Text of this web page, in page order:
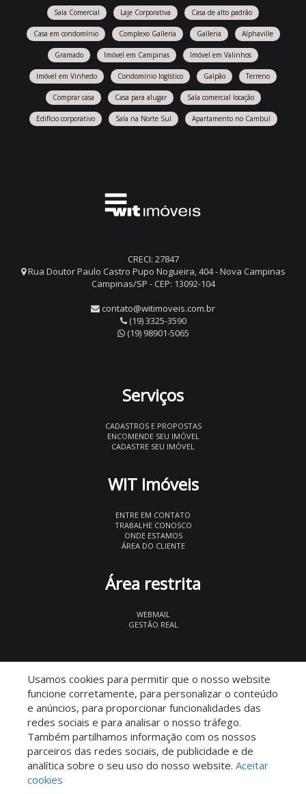
Sala Comercial Laje Corporativa Casa de alto padrão
Casa em condomínio Complexo Galleria Galleria Alphaville
Gramado Imóvel em Campinas Imóvel em Valinhos
Imóvel em Vinhedo Condomínio logístico Galpão Terreno
Comprar casa Casa para alugar Sala comercial locação
Edifício corporativo Sala na Norte Sul Apartamento no Cambuí
CRECI: 27847
Rua Doutor Paulo Castro Pupo Nogueira, 404 - Nova Campinas
Campinas/SP - CEP: 13092-104
contato@witimoveis.com.br
(19) 3325-3590
(19) 98901-5065
Serviços
CADASTROS E PROPOSTAS
ENCOMENDE SEU IMÓVEL
CADASTRE SEU IMÓVEL
WIT Imóveis
ENTRE EM CONTATO
TRABALHE CONOSCO
ONDE ESTAMOS
ÁREA DO CLIENTE
Área restrita
WEBMAIL
GESTÃO REAL
Descomplicado por:
Usamos cookies para permitir que o nosso website
funcione corretamente, para personalizar o conteúdo
e anúncios, para proporcionar funcionalidades das
redes sociais e para analisar o nosso tráfego.
Também partilhamos informação com os nossos
parceiros das redes sociais, de publicidade e de
analítica sobre o seu uso do nosso website. Aceitar
cookies